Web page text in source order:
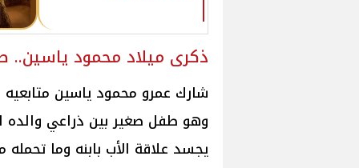
ذكرى ميلاد محمود ياسين..
شارك عمرو محمود ياسين متابعيه
وهو طفل صغير بين ذراعي
يجسد علاقة الأب بابنه وما تحمله